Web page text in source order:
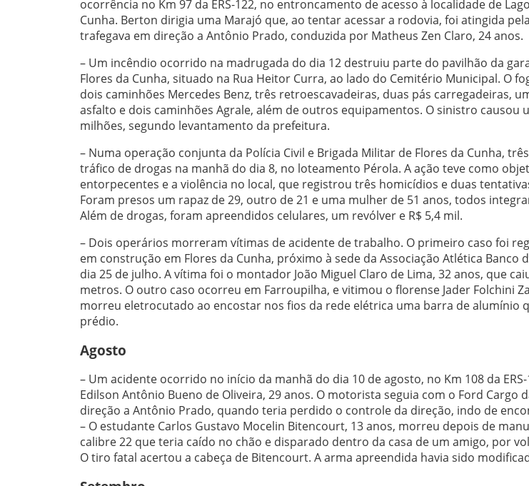
ocorrência no Km 97 da ERS-122, no entroncamento de acesso à localidade de
Cunha. Berton dirigia uma Marajó que, ao tentar acessar a rodovia, foi atingida
trafegava em direção a Antônio Prado, conduzida por Matheus Zen Claro, 24 anos.
– Um incêndio ocorrido na madrugada do dia 12 destruiu parte do pavilhão da
Flores da Cunha, situado na Rua Heitor Curra, ao lado do Cemitério Municipal. O
dois caminhões Mercedes Benz, três retroescavadeiras, duas pás carregadeiras,
asfalto e dois caminhões Agrale, além de outros equipamentos. O sinistro causou
milhões, segundo levantamento da prefeitura.
– Numa operação conjunta da Polícia Civil e Brigada Militar de Flores da Cunha,
tráfico de drogas na manhã do dia 8, no loteamento Pérola. A ação teve como
entorpecentes e a violência no local, que registrou três homicídios e duas
Foram presos um rapaz de 29, outro de 21 e uma mulher de 51 anos, todos
Além de drogas, foram apreendidos celulares, um revólver e R$ 5,4 mil.
– Dois operários morreram vítimas de acidente de trabalho. O primeiro caso foi
em construção em Flores da Cunha, próximo à sede da Associação Atlética Banco
dia 25 de julho. A vítima foi o montador João Miguel Claro de Lima, 32 anos, que
metros. O outro caso ocorreu em Farroupilha, e vitimou o florense Jader Folchini
morreu eletrocutado ao encostar nos fios da rede elétrica uma barra de alumínio
prédio.
Agosto
– Um acidente ocorrido no início da manhã do dia 10 de agosto, no Km 108 da
Edilson Antônio Bueno de Oliveira, 29 anos. O motorista seguia com o Ford Cargo
direção a Antônio Prado, quando teria perdido o controle da direção, indo de
– O estudante Carlos Gustavo Mocelin Bitencourt, 13 anos, morreu depois de
calibre 22 que teria caído no chão e disparado dentro da casa de um amigo, por
O tiro fatal acertou a cabeça de Bitencourt. A arma apreendida havia sido